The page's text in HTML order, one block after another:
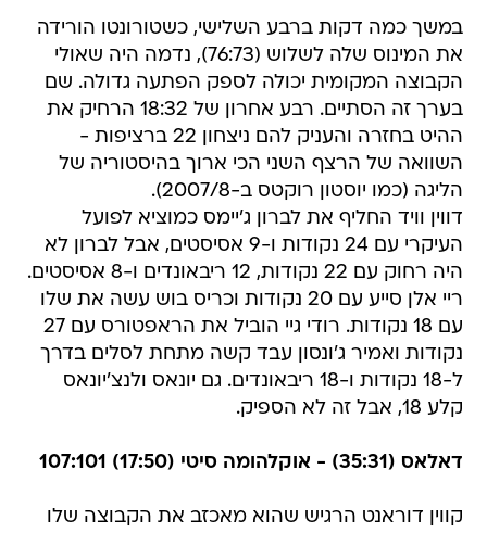
במשך כמה דקות ברבע השלישי, כשטורונטו הורידה
את המינוס שלה לשלוש (76:73), נדמה היה שאולי
הקבוצה המקומית יכולה לספק הפתעה גדולה. שם
בערך זה הסתיים. רבע אחרון של 18:32 הרחיק את
ההיט בחזרה והעניק להם ניצחון 22 ברציפות -
השוואה של הרצף השני הכי ארוך בהיסטוריה של
הליגה (כמו יוסטון רוקטס ב-2007/8).
דווין וויד החליף את לברון ג'יימס כמוציא לפועל
העיקרי עם 24 נקודות ו-9 אסיסטים, אבל לברון לא
היה רחוק עם 22 נקודות, 12 ריבאונדים ו-8 אסיסטים.
ריי אלן סייע עם 20 נקודות וכריס בוש עשה את שלו
עם 18 נקודות. רודי גיי הוביל את הראפטורס עם 27
נקודות ואמיר ג'ונסון עבד קשה מתחת לסלים בדרך
ל-18 נקודות ו-18 ריבאונדים. גם יונאס ולנצ'יונאס
קלע 18, אבל זה לא הספיק.
דאלאס (35:31) - אוקלהומה סיטי (17:50) 107:101
קווין דוראנט הרגיש שהוא מאכזב את הקבוצה שלו